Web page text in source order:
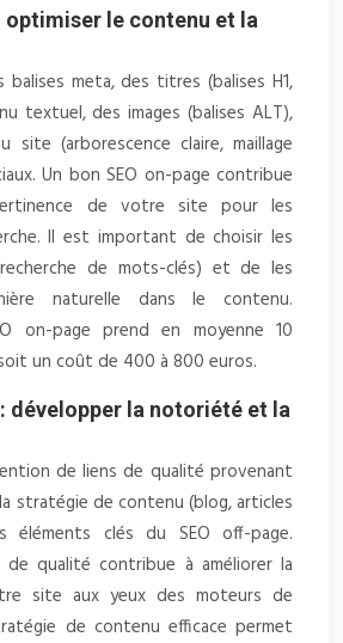
optimiser le contenu et la
balises meta, des titres (balises H1,
textuel, des images (balises ALT),
(arborescence claire, maillage
Un bon SEO on-page contribue
de votre site pour les
Il est important de choisir les
de mots-clés) et de les
naturelle dans le contenu.
on-page prend en moyenne 10
un coût de 400 à 800 euros.
développer la notoriété et la
de liens de qualité provenant
stratégie de contenu (blog, articles
éléments clés du SEO off-page.
qualité contribue à améliorer la
site aux yeux des moteurs de
de contenu efficace permet